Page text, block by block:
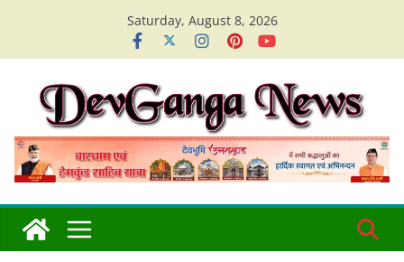
content
Saturday, August 8, 2026